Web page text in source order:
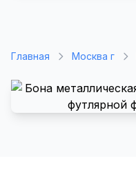
Главная Москва г